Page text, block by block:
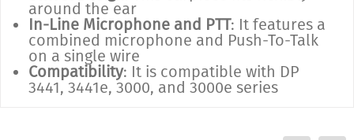
around the ear
In-Line Microphone and PTT: It features a
combined microphone and Push-To-Talk
on a single wire
Compatibility: It is compatible with DP
3441, 3441e, 3000, and 3000e series